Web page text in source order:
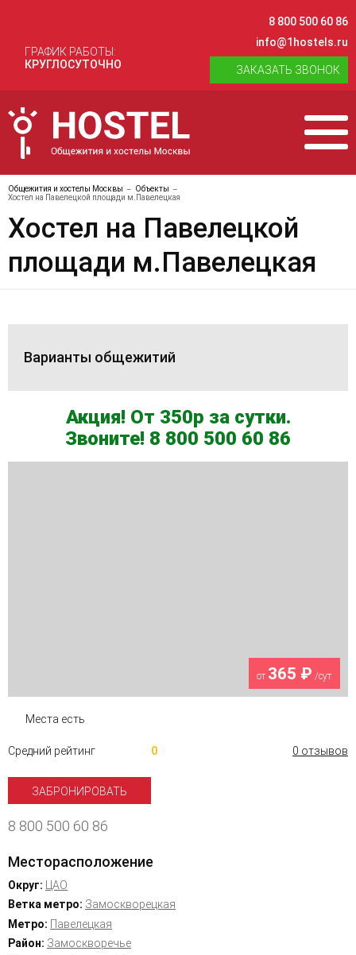
ГРАФИК РАБОТЫ:
КРУГЛОСУТОЧНО
8 800 500 60 86
info@1hostels.ru
ЗАКАЗАТЬ ЗВОНОК
Общежития и хостелы Москвы
Объекты
Хостел на Павелецкой площади м.Павелецкая
Хостел на Павелецкой
площади м.Павелецкая
Варианты общежитий
Акция! От 350р за сутки.
Звоните! 8 800 500 60 86
от 365 ₽ /сут
Места есть
Средний рейтинг 0 0 отзывов
ЗАБРОНИРОВАТЬ
8 800 500 60 86
Месторасположение
Округ:
ЦАО
Ветка метро: Замоскворецкая
Метро: Павелецкая
Район: Замоскворечье